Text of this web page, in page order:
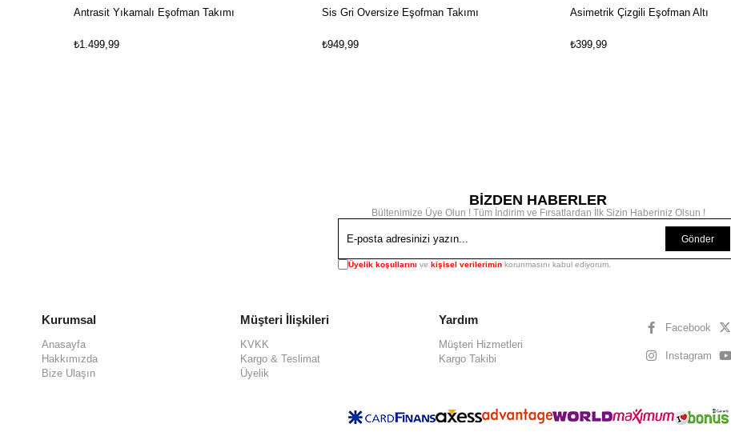
Antrasit Yıkamalı Eşofman Takımı
₺1.499,99
Sis Gri Oversize Eşofman Takımı
₺949,99
Asimetrik Çizgili Eşofman Altı
₺399,99
BİZDEN HABERLER
Bültenimize Üye Olun ! Tüm İndirim ve Fırsatlardan İlk Sizin Haberiniz Olsun !
Gönder
Üyelik koşullarını ve kişisel verilerimin korunmasını kabul ediyorum.
Kurumsal
Anasayfa
Hakkımızda
Bize Ulaşın
Müşteri İlişkileri
KVKK
Kargo & Teslimat
Üyelik
Yardım
Müşteri Hizmetleri
Kargo Takibi
Facebook
Instagram